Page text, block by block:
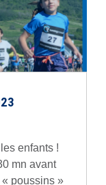
enfants !
mn avant
poussins »